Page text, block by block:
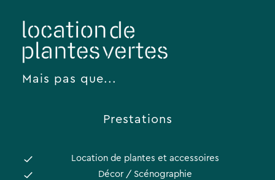
Mais pas que...
Prestations
Location de plantes et accessoires
Décor / Scénographie